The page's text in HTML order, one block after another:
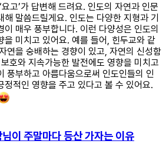
고’가 답변해 드려요. 인도의 자연과 인문
해 말씀드릴게요. 인도는 다양한 지형과 기
매우 풍부합니다. 이런 다양성은 인도의
을 미치고 있어요. 예를 들어, 힌두교와 같
연을 숭배하는 경향이 있고, 자연의 신성함
호와 지속가능한 발전에도 영향을 미치고
풍부하고 아름다움으로써 인도인들의 인
정적인 영향을 주고 있다고 볼 수 있어요.
이 주말마다 등산 가자는 이유